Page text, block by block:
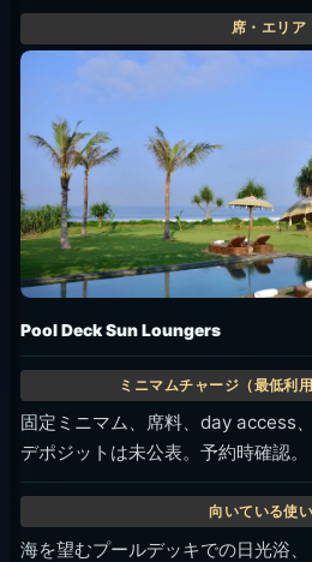
Pool Deck Sun Loungers
固定ミニマム、席料、day access、
デポジットは未公表。予約時確認。
海を望むプールデッキでの日光浴、